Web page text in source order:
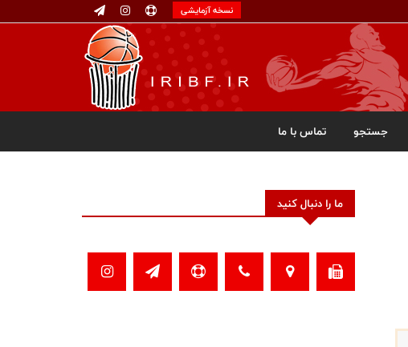
نسخه آزمایشی
جستجو تماس با ما
ما را دنبال کنید